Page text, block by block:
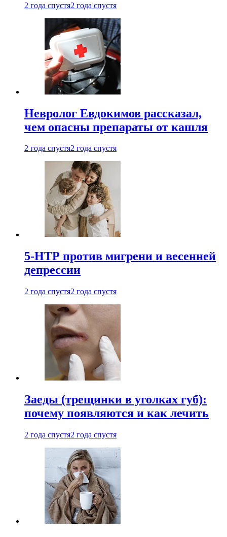
2 года спустя2 года спустя
Невролог Евдокимов рассказал,
чем опасны препараты от кашля
2 года спустя2 года спустя
5-НТР против мигрени и весенней
депрессии
2 года спустя2 года спустя
Заеды (трещинки в уголках губ):
почему появляются и как лечить
2 года спустя2 года спустя